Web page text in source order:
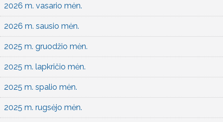
2026 m. vasario mėn.
2026 m. sausio mėn.
2025 m. gruodžio mėn.
2025 m. lapkričio mėn.
2025 m. spalio mėn.
2025 m. rugsėjo mėn.